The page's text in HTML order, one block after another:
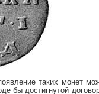
таких монет
бы достигнутой